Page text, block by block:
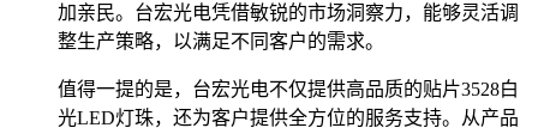
加亲民。台宏光电凭借敏锐的市场洞察力，能够灵活调
整生产策略，以满足不同客户的需求。
值得一提的是，台宏光电不仅提供高品质的贴片3528白
光LED灯珠，还为客户提供全方位的服务支持。从产品